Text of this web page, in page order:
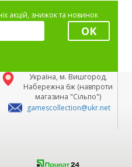
акцій, знижок та новинок
Україна, м. Вишгород,
Набережна 6ж (навпроти
магазина "Сільпо")
gamescollection@ukr.net